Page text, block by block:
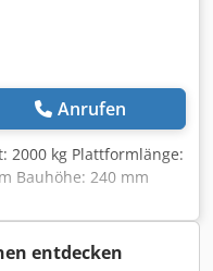
Anrufen
2000 kg Plattformlänge:
Bauhöhe: 240 mm
intern
entdecken